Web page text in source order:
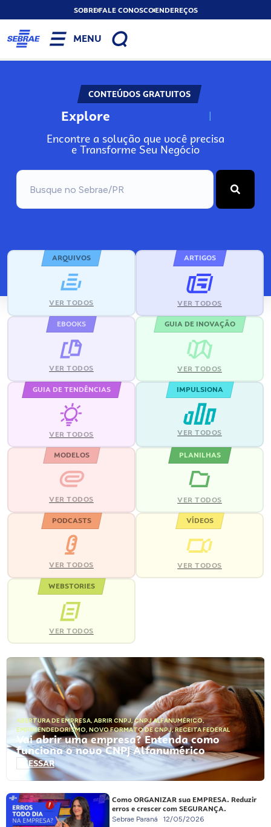
SOBREFALE CONOSCOENDEREÇOS
MENU
CONTEÚDOS GRATUITOS
Explore N
Encontre a solução que você precisa
e Transforme Seu Negócio
ARQUIVOS
VER TODOS
ARTIGOS
VER TODOS
EBOOKS
VER TODOS
GUIA DE INOVAÇÃO
VER TODOS
GUIA DE TENDÊNCIAS
VER TODOS
IMPULSIONA
VER TODOS
MODELOS
VER TODOS
PLANILHAS
VER TODOS
PODCASTS
VER TODOS
VÍDEOS
VER TODOS
WEBSTORIES
VER TODOS
ABERTURA DE EMPRESA, ABRIR CNPJ,CNPJ ALFANUMÉRICO,
EMPREENDEDORISMO, NOVO FORMATO DE CNPJ,RECEITA FEDERAL
Vai abrir uma empresa? Entenda como
funciona o novo CNPJ Alfanumérico
ACESSAR
Como ORGANIZAR sua EMPRESA. Reduzir
erros e crescer com SEGURANÇA.
Sebrae Paraná 12/05/2026